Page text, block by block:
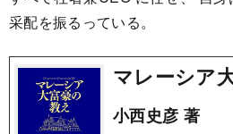
采配を振るっている。
マレーシア
小西史彦 著